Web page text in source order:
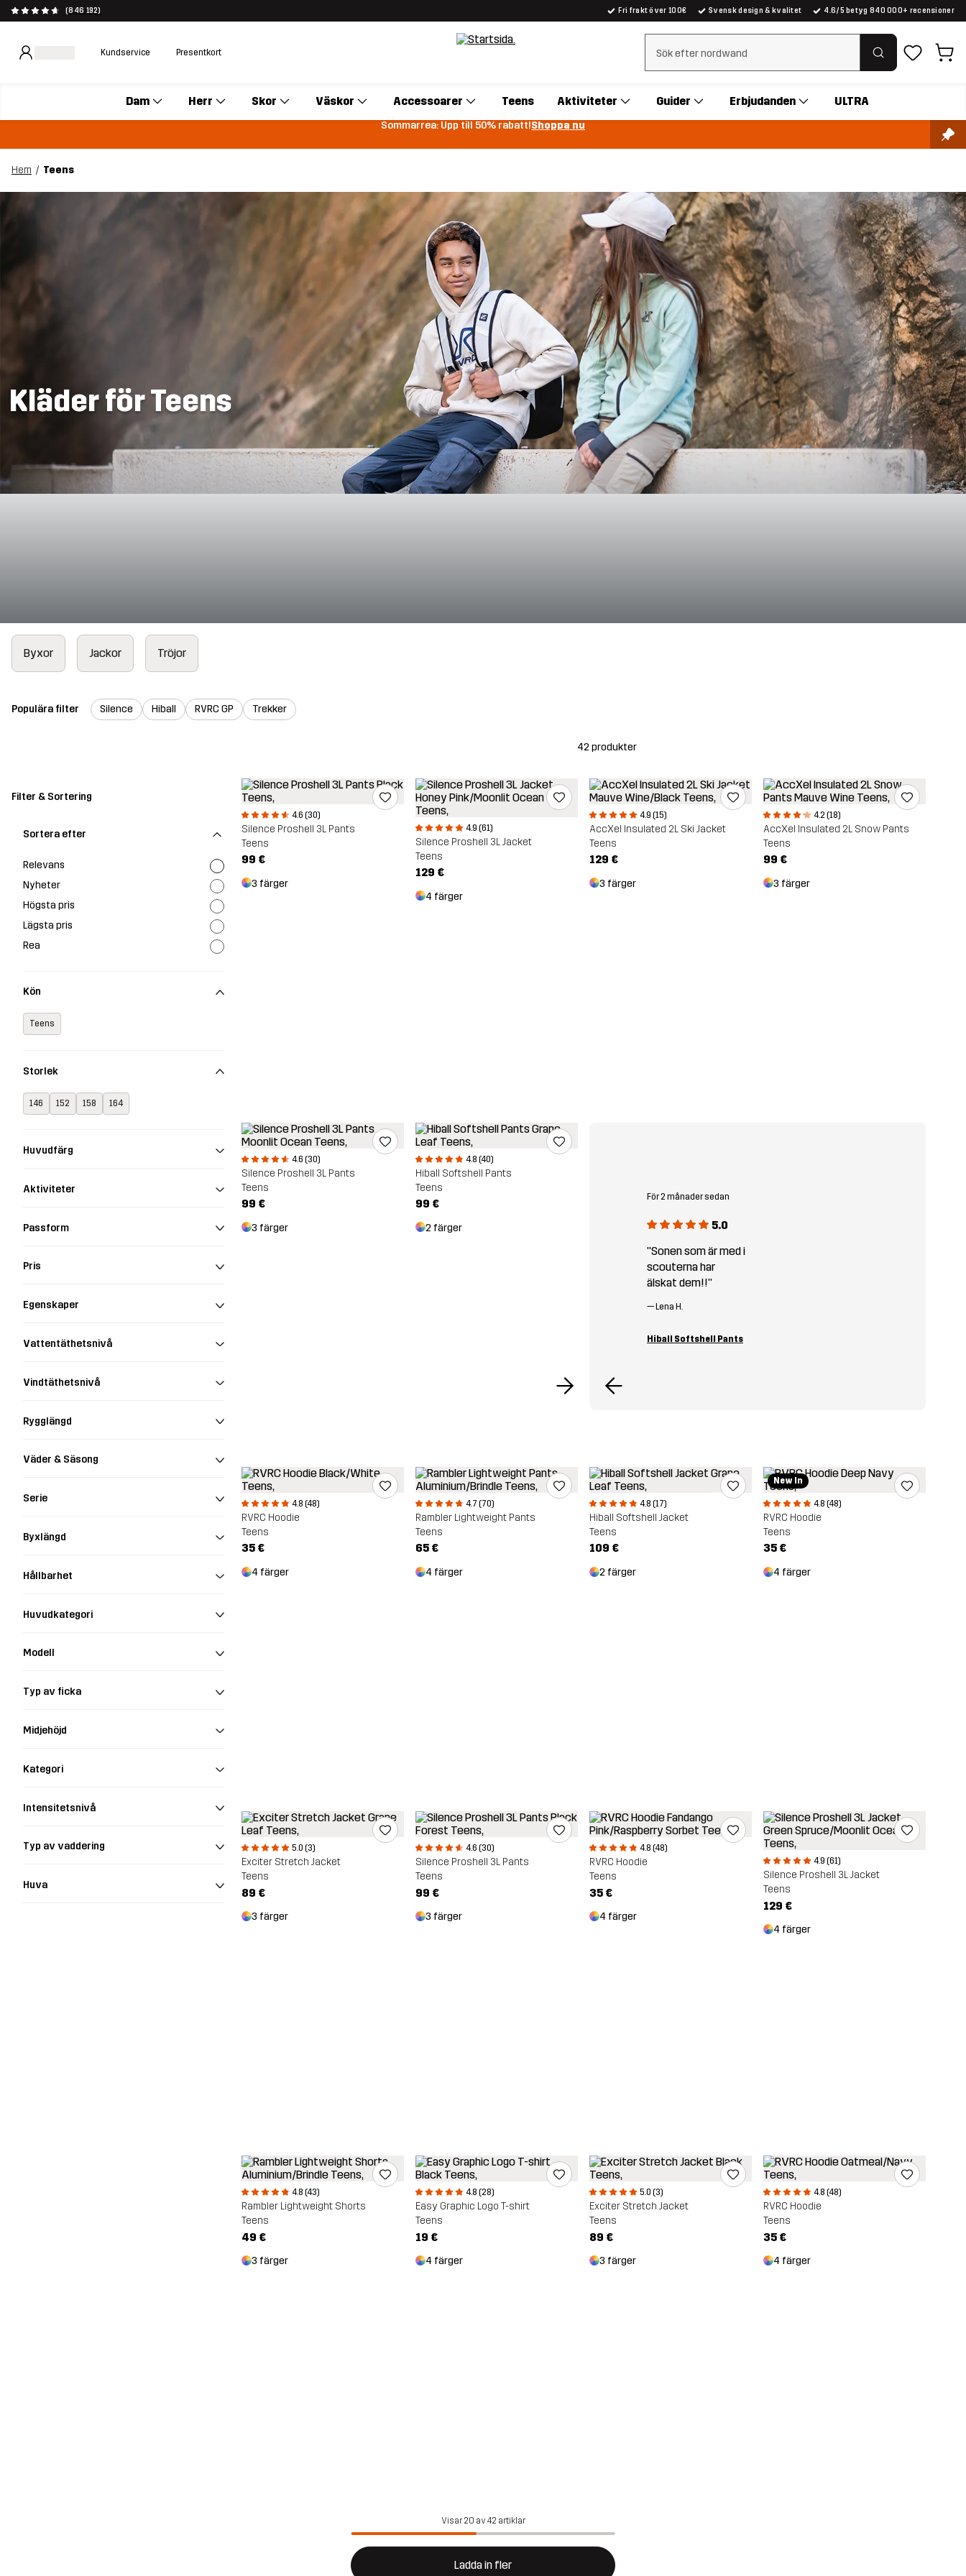
(846 192) Fri frakt över 100€ Svensk design & kvalitet 4.6/5 betyg 840 000+ recensioner
Kundservice Presentkort Rensa sök
Dam Herr Skor Väskor Accessoarer Teens Aktiviteter Guider Erbjudanden ULTRA
Sommarrea: Upp till 50% rabatt!Shoppa nu
Hem Teens
Kläder för Teens
Byxor Jackor Tröjor
Populära filter Silence Hiball RVRC GP Trekker
42 produkter
Filter & Sortering
Sortera efter
Relevans
Nyheter
Högsta pris
Lägsta pris
Rea
Kön
Teens
Storlek
146 152 158 164
Huvudfärg
Aktiviteter
Passform
Pris
Egenskaper
Vattentäthetsnivå
Vindtäthetsnivå
Rygglängd
Väder & Säsong
Serie
Byxlängd
Hållbarhet
Huvudkategori
Modell
Typ av ficka
Midjehöjd
Kategori
Intensitetsnivå
Typ av vaddering
Huva
4.6 (30)
Silence Proshell 3L Pants
Teens
99 €
3 färger
4.9 (61)
Silence Proshell 3L Jacket
Teens
129 €
4 färger
4.9 (15)
AccXel Insulated 2L Ski Jacket
Teens
129 €
3 färger
4.2 (18)
AccXel Insulated 2L Snow Pants
Teens
99 €
3 färger
4.6 (30)
Silence Proshell 3L Pants
Teens
99 €
3 färger
4.8 (40)
Hiball Softshell Pants
Teens
99 €
2 färger
För 2 månader sedan
5.0
"Sonen som är med i
scouterna har
älskat dem!!"
— Lena H.
Hiball Softshell Pants
4.8 (48)
RVRC Hoodie
Teens
35 €
4 färger
4.7 (70)
Rambler Lightweight Pants
Teens
65 €
4 färger
4.8 (17)
Hiball Softshell Jacket
Teens
109 €
2 färger
New In
4.8 (48)
RVRC Hoodie
Teens
35 €
4 färger
5.0 (3)
Exciter Stretch Jacket
Teens
89 €
3 färger
4.6 (30)
Silence Proshell 3L Pants
Teens
99 €
3 färger
4.8 (48)
RVRC Hoodie
Teens
35 €
4 färger
4.9 (61)
Silence Proshell 3L Jacket
Teens
129 €
4 färger
4.8 (43)
Rambler Lightweight Shorts
Teens
49 €
3 färger
4.8 (28)
Easy Graphic Logo T-shirt
Teens
19 €
4 färger
5.0 (3)
Exciter Stretch Jacket
Teens
89 €
3 färger
4.8 (48)
RVRC Hoodie
Teens
35 €
4 färger
Visar 20 av 42 artiklar
Ladda in fler